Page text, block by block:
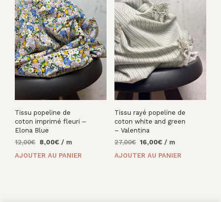
Tissu popeline de
coton imprimé fleuri –
Elona Blue
12,00€ Le
8,00€Le/ m
AJOUTER AU PANIER
Tissu rayé popeline de
coton white and green
– Valentina
27,00€ Le
16,00€Le/ m
AJOUTER AU PANIER